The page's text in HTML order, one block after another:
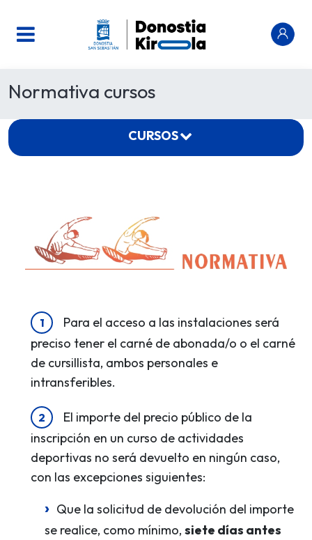
Normativa cursos
Para el acceso a las instalaciones será
preciso tener el carné de abonada/o o el carné
de cursillista, ambos personales e
intransferibles.
El importe del precio público de la
inscripción en un curso de actividades
deportivas no será devuelto en ningún caso,
con las excepciones siguientes:
Que la solicitud de devolución del importe
se realice, como mínimo, siete días antes
CURSOS